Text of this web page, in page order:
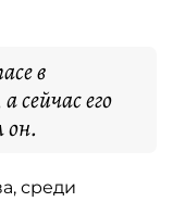
в
сейчас его
он.
среди